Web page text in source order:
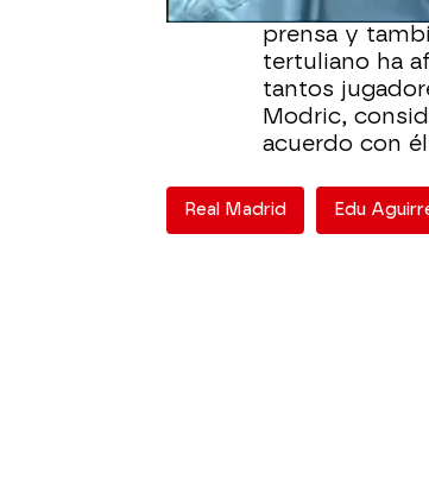
Ancelotti ha
prensa y
tertuliano ha
tantos
Modric,
acuerdo con
Real Madrid Edu